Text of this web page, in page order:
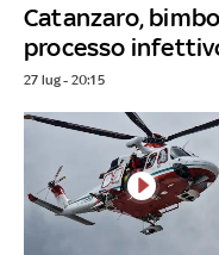
Catanzaro,
processo
27 lug - 20:15